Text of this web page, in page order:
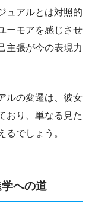
ュアルとは対照的
ーモアを感じさせ
主張が今の表現力
ルの変遷は、彼女
おり、単なる見た
るでしょう。
への道